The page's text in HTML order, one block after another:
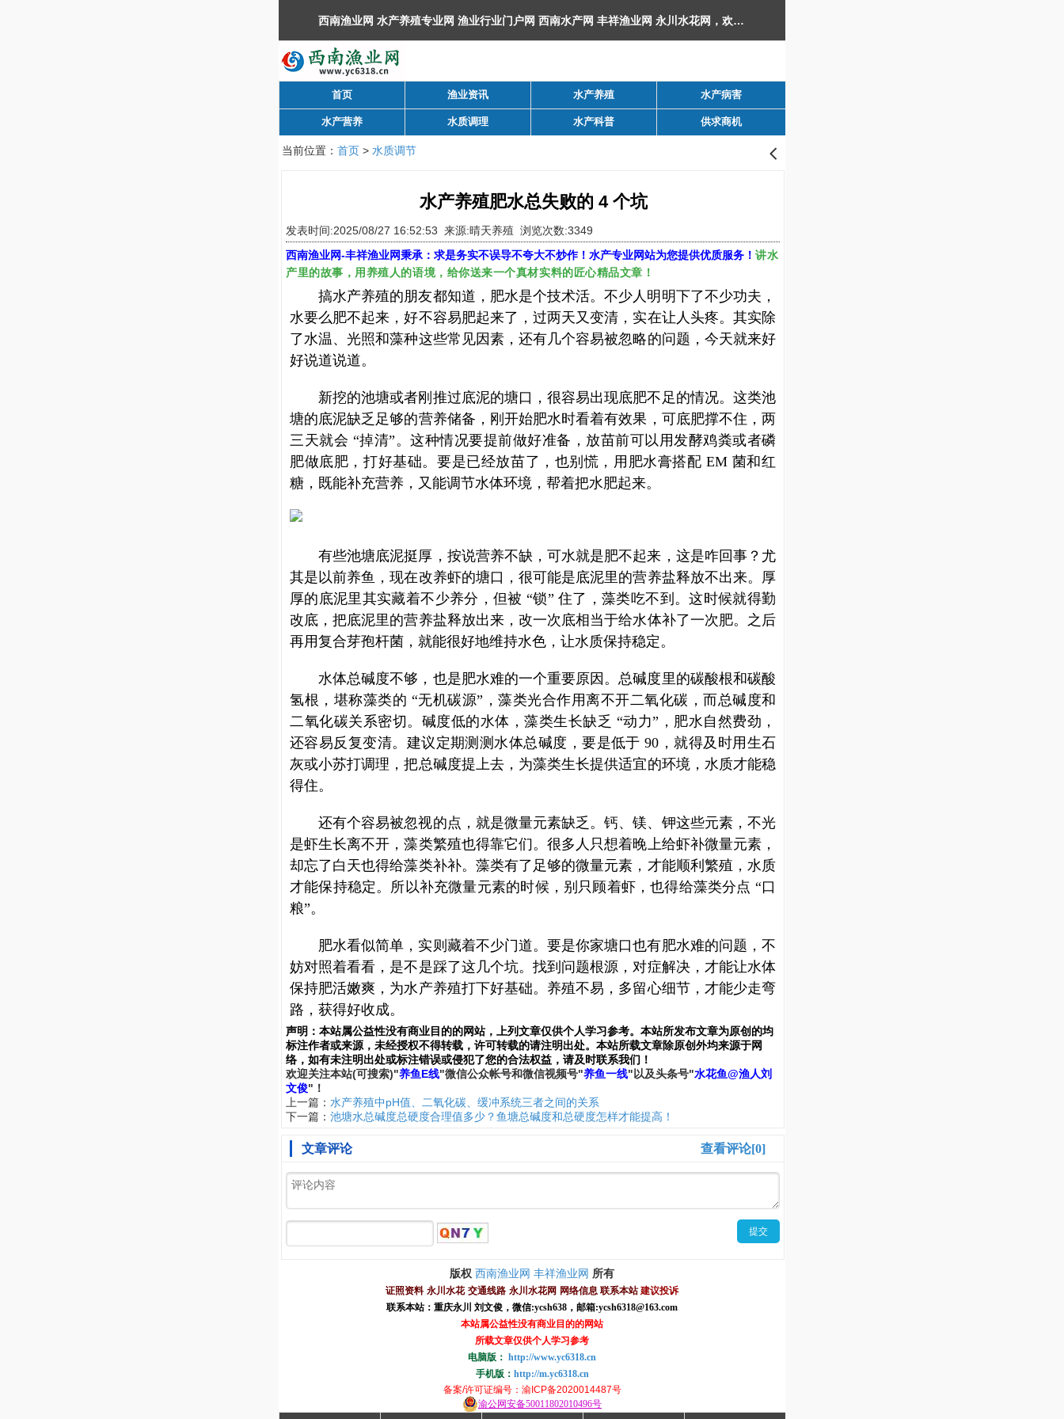
西南渔业网 水产养殖专业网 渔业行业门户网 ​西南水产网 丰祥渔业网 永川水花网，欢迎光临！
首页 渔业资讯 水产养殖 水产病害
水产营养 水质调理 水产科普 供求商机
当前位置： 首页 > 水质调节 󰊒
水产养殖肥水总失败的 4 个坑
发表时间:2025/08/27 16:52:53 来源:晴天养殖 浏览次数:3349
西南渔业网-丰祥渔业网秉承：求是务实不误导不夸大不炒作！水产专业网站为您提供优质服务！ 讲水
产里的故事，用养殖人的语境，给你送来一个真材实料的匠心精品文章！
搞水产养殖的朋友都知道，肥水是个技术活。不少人明明下了不少功夫，
水要么肥不起来，好不容易肥起来了，过两天又变清，实在让人头疼。其实除
了水温、光照和藻种这些常见因素，还有几个容易被忽略的问题，今天就来好
好说道说道。
新挖的池塘或者刚推过底泥的塘口，很容易出现底肥不足的情况。这类池
塘的底泥缺乏足够的营养储备，刚开始肥水时看着有效果，可底肥撑不住，两
三天就会 “掉清”。这种情况要提前做好准备，放苗前可以用发酵鸡粪或者磷
肥做底肥，打好基础。要是已经放苗了，也别慌，用肥水膏搭配 EM 菌和红
糖，既能补充营养，又能调节水体环境，帮着把水肥起来。
有些池塘底泥挺厚，按说营养不缺，可水就是肥不起来，这是咋回事？尤
其是以前养鱼，现在改养虾的塘口，很可能是底泥里的营养盐释放不出来。厚
厚的底泥里其实藏着不少养分，但被 “锁” 住了，藻类吃不到。这时候就得勤
改底，把底泥里的营养盐释放出来，改一次底相当于给水体补了一次肥。之后
再用复合芽孢杆菌，就能很好地维持水色，让水质保持稳定。
水体总碱度不够，也是肥水难的一个重要原因。总碱度里的碳酸根和碳酸
氢根，堪称藻类的 “无机碳源”，藻类光合作用离不开二氧化碳，而总碱度和
二氧化碳关系密切。碱度低的水体，藻类生长缺乏 “动力”，肥水自然费劲，
还容易反复变清。建议定期测测水体总碱度，要是低于 90，就得及时用生石
灰或小苏打调理，把总碱度提上去，为藻类生长提供适宜的环境，水质才能稳
得住。
还有个容易被忽视的点，就是微量元素缺乏。钙、镁、钾这些元素，不光
是虾生长离不开，藻类繁殖也得靠它们。很多人只想着晚上给虾补微量元素，
却忘了白天也得给藻类补补。藻类有了足够的微量元素，才能顺利繁殖，水质
才能保持稳定。所以补充微量元素的时候，别只顾着虾，也得给藻类分点 “口
粮”。
肥水看似简单，实则藏着不少门道。要是你家塘口也有肥水难的问题，不
妨对照着看看，是不是踩了这几个坑。找到问题根源，对症解决，才能让水体
保持肥活嫩爽，为水产养殖打下好基础。养殖不易，多留心细节，才能少走弯
路，获得好收成。
声明： 本站属公益性没有商业目的的网站，上列文章仅供个人学习参考。本站所发布文章为原创的均
标注作者或来源，未经授权不得转载，许可转载的请注明出处。本站所载文章除原创外均来源于网
络，如有未注明出处或标注错误或侵犯了您的合法权益，请及时联系我们 ！
欢迎关注本站(可搜索)"养鱼E线"微信公众帐号和微信视频号"养鱼一线" 以及头条号"水花鱼@渔人刘
文俊"！
上一篇： 水产养殖中pH值、二氧化碳、缓冲系统三者之间的关系
下一篇： 池塘水总碱度总硬度合理值多少？鱼塘总碱度和总硬度怎样才能提高！
查看评论[0]
文章评论
版权 西南渔业网 丰祥渔业网 所有
证照资料 永川水花 交通线路 永川水花网 网络信息 联系本站 建议投诉
联系本站：重庆永川 刘文俊， 微信:ycsh638 ， 邮箱:ycsh6318@163.com
本站属公益性没有商业目的的网站
所载文章仅供个人学习参考
电脑版： http://www.yc6318.cn
手机版： http://m.yc6318.cn
备案/许可证编号：渝ICP备2020014487号
渝公网安备50011802010496号